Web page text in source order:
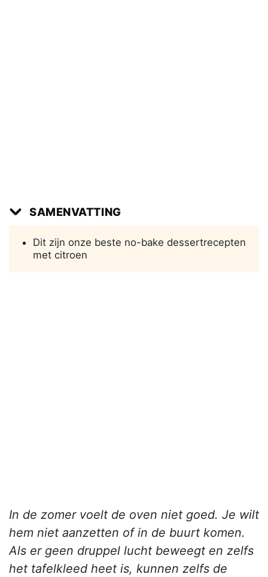
SAMENVATTING
Dit zijn onze beste no-bake dessertrecepten
met citroen
In de zomer voelt de oven niet goed. Je wilt
hem niet aanzetten of in de buurt komen.
Als er geen druppel lucht beweegt en zelfs
het tafelkleed heet is, kunnen zelfs de